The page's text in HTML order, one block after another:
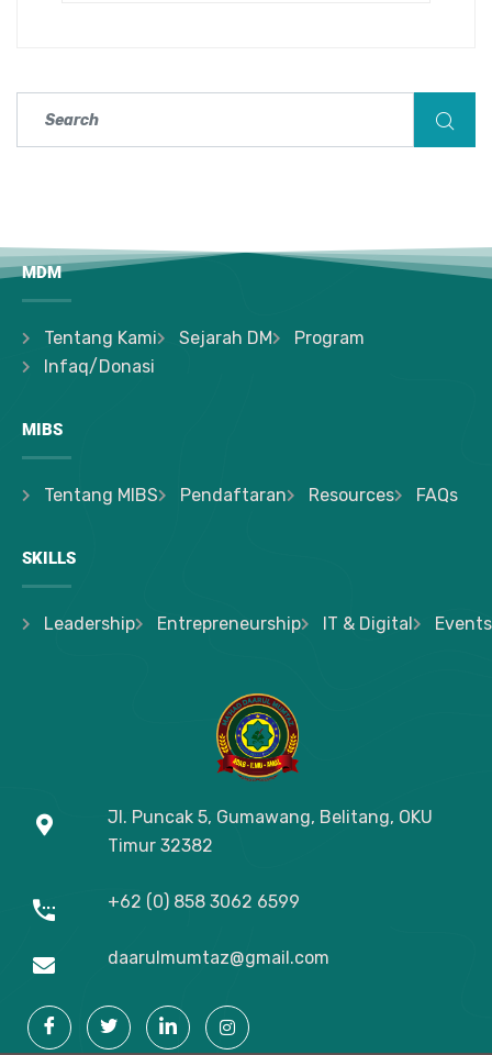
MDM
Tentang Kami Sejarah DM
Program
Infaq/Donasi
MIBS
Tentang MIBS Pendaftaran Resources FAQs
SKILLS
Leadership Entrepreneurship IT & Digital Events
Jl. Puncak 5, Gumawang, Belitang, OKU
Timur 32382
+62 (0) 858 3062 6599
daarulmumtaz@gmail.com